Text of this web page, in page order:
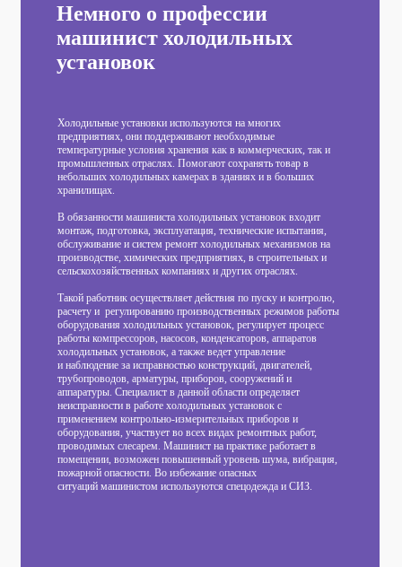
Немного о профессии
машинист холодильных
установок
Холодильные установки используются на многих
предприятиях, они поддерживают необходимые
температурные условия хранения как в коммерческих, так и
промышленных отраслях. Помогают сохранять товар в
небольших холодильных камерах в зданиях и в больших
хранилищах.
В обязанности машиниста холодильных установок входит
монтаж, подготовка, эксплуатация, технические испытания,
обслуживание и систем ремонт холодильных механизмов на
производстве, химических предприятиях, в строительных и
сельскохозяйственных компаниях и других отраслях.
Такой работник осуществляет действия по пуску и контролю,
расчету и регулированию производственных режимов работы
оборудования холодильных установок, регулирует процесс
работы компрессоров, насосов, конденсаторов, аппаратов
холодильных установок, а также ведет управление
и наблюдение за исправностью конструкций, двигателей,
трубопроводов, арматуры, приборов, сооружений и
аппаратуры. Специалист в данной области определяет
неисправности в работе холодильных установок с
применением контрольно-измерительных приборов и
оборудования, участвует во всех видах ремонтных работ,
проводимых слесарем. Машинист на практике работает в
помещении, возможен повышенный уровень шума, вибрация,
пожарной опасности. Во избежание опасных
ситуаций машинистом используются спецодежда и СИЗ. ​​​​​​​